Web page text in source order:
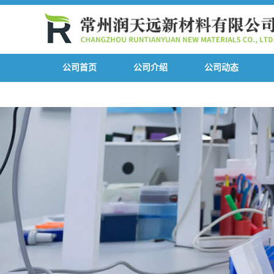
公司首页 公司介绍 公司动态